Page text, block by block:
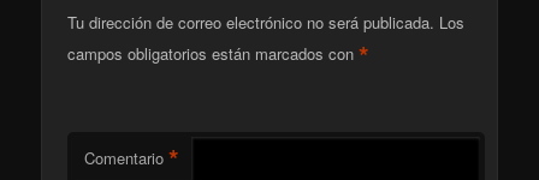
Tu dirección de correo electrónico no será publicada. Los
campos obligatorios están marcados con*
Comentario *